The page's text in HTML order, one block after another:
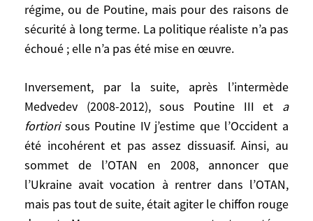
régime, ou de Poutine, mais pour des raisons de
sécurité à long terme. La politique réaliste n’a pas
échoué ; elle n’a pas été mise en œuvre.
Inversement, par la suite, après l’intermède
Medvedev (2008-2012), sous Poutine III et a
fortiori sous Poutine IV j’estime que l’Occident a
été incohérent et pas assez dissuasif. Ainsi, au
sommet de l’OTAN en 2008, annoncer que
l’Ukraine avait vocation à rentrer dans l’OTAN,
mais pas tout de suite, était agiter le chiffon rouge
économiquement de la Russie.
Pour résumer : on ne peut pas analyser les
discours de Poutine en 2007 à l’issue de
son deuxième mandat, en escamotant les
politiques américaines et européennes
pendant les quinze premières années de la
Russie post-soviétique. Je continue à
penser, comme les vétérans américains de
la guerre froide, que l’Occident a été
gravement fautif de ne pas être plus